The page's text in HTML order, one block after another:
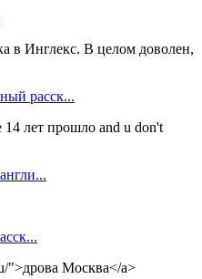
в Инглекс. В целом доволен,
расск...
лет прошло and u don't
">дрова Москва</a>